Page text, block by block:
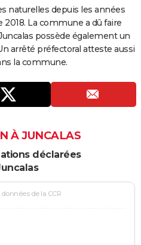
naturelles depuis les années
2018. La commune a dû faire
possède également un
arrêté préfectoral atteste aussi
la commune.
À JUNCALAS
déclarées
de la CCR